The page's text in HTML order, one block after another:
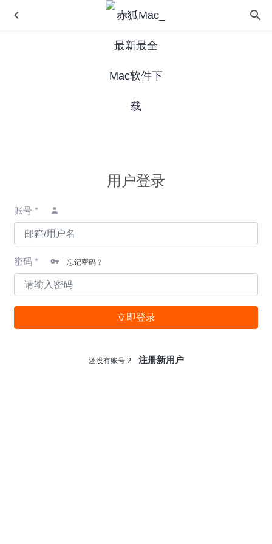
用户登录
账号 *
密码 * 忘记密码？
立即登录
还没有账号 ? 注册新用户
PullTube 1.4.5 中文版-非常好用的高颜值Youtube视频下载
GraphicConverter 12.5.2 中文版-万能图像编辑辑及格式转
换 2026-05-10
iFlicks 3.8.1 中文版-优秀的视频meta编辑及iOS视频格式转
换 2021-11-17
AltTab 3.24.1 中文版-窗口快速切换神器